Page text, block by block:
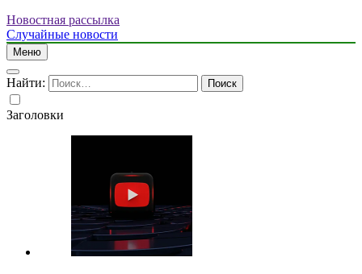
Новостная рассылка
Случайные новости
Меню
Найти:
Заголовки